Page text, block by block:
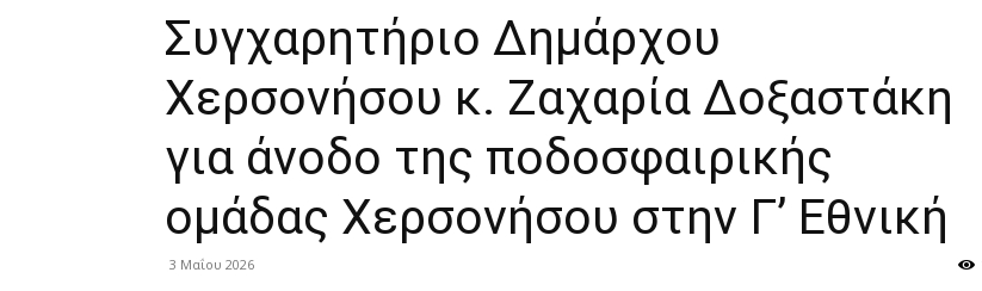
Συγχαρητήριο Δημάρχου
Χερσονήσου κ. Ζαχαρία Δοξαστάκη
για άνοδο της ποδοσφαιρικής
ομάδας Χερσονήσου στην Γ’ Εθνική
3 Μαΐου 2026